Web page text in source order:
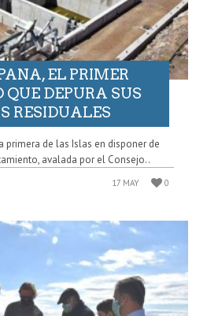
EL PRIMER
QUE DEPURA SUS
RESIDUALES
primera de las Islas en disponer de
avalada por el Consejo..
17 MAY 0